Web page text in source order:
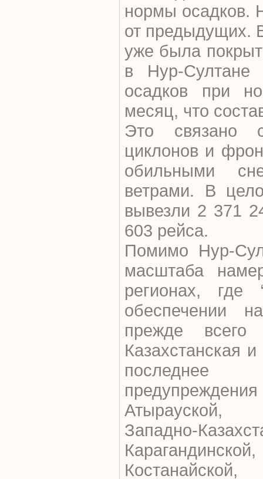
нормы осадков.
от предыдущих.
уже была
в Нур-Султане
осадков при
месяц, что
Это связано
циклонов и
обильными
ветрами. В
вывезли 2 371
603 рейса.
Помимо Нур-
масштаба
регионах, где
обеспечении
прежде всего
Казахстанская
Атырауской,
Западно-
Костанайской,